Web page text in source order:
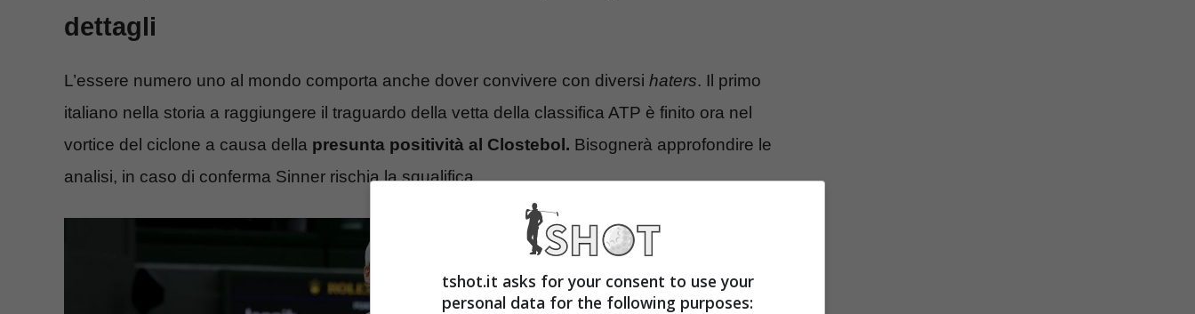
dettagli
L’essere numero uno al mondo comporta anche dover convivere con diversi haters. Il primo
italiano nella storia a raggiungere il traguardo della vetta della classifica ATP è finito ora nel
vortice del ciclone a causa della presunta positività al Clostebol. Bisognerà approfondire le
analisi, in caso di conferma Sinner rischia la squalifica.
tshot.it asks for your consent to use your
personal data for the following purposes: